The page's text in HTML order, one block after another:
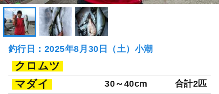
釣行日：2025年8月30日（土）小潮
クロムツ
マダイ
30～40cm 合計2匹